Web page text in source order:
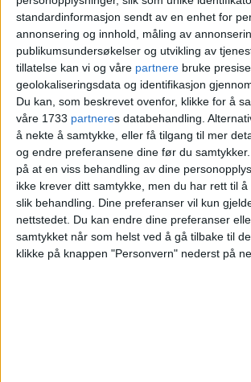
standardinformasjon sendt av en enhet for
annonsering og innhold, måling av
publikumsundersøkelser og utvikling av
tillatelse kan vi og våre partnere bruke presise
geolokaliseringsdata og identifikasjon
Du kan, som beskrevet ovenfor, klikke for å
våre 1733 partneres databehandling.
å nekte å samtykke, eller få tilgang til mer
og endre preferansene dine før du samtykker.
på at en viss behandling av dine
ikke krever ditt samtykke, men du har rett til
slik behandling. Dine preferanser vil kun
nettstedet. Du kan endre dine preferanser
samtykket når som helst ved å gå tilbake til
klikke på knappen "Personvern" nederst på
Lisbakkenmed at Hasle/
Grünerløkka sårt trenger et
enn hjemmetjenesten til den
befolkningen, mens hun
dekningen på tilbudsfronten
i bydelen vil bli ivaretatt
seniorsenteret ville bli lagt
Torsdag kveld fulgte
bydelsutvalget, med unntak